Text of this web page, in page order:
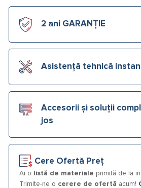
2 ani GARANȚIE
Asistență tehnică
Accesorii și soluții
jos
Cere Ofertă Preț
Ai o listă de materiale primită de la
Trimite-ne o cerere de ofertă acum!